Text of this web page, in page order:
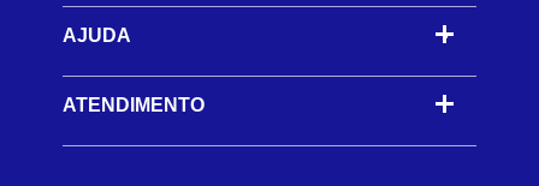
AJUDA -
ATENDIMENTO